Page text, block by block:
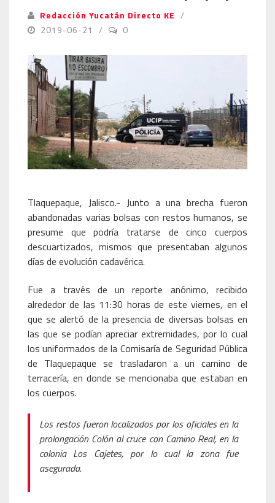
Redacción Yucatán Directo KE
2019-06-21
0
Tlaquepaque, Jalisco.- Junto a una brecha fueron
abandonadas varias bolsas con restos humanos, se
presume que podría tratarse de cinco cuerpos
descuartizados, mismos que presentaban algunos
días de evolución cadavérica.
Fue a través de un reporte anónimo, recibido
alrededor de las 11:30 horas de este viernes, en el
que se alertó de la presencia de diversas bolsas en
las que se podían apreciar extremidades, por lo cual
los uniformados de la Comisaría de Seguridad Pública
de Tlaquepaque se trasladaron a un camino de
terracería, en donde se mencionaba que estaban en
los cuerpos.
Los restos fueron localizados por los oficiales en la
prolongación Colón al cruce con Camino Real, en la
colonia Los Cajetes, por lo cual la zona fue
asegurada.